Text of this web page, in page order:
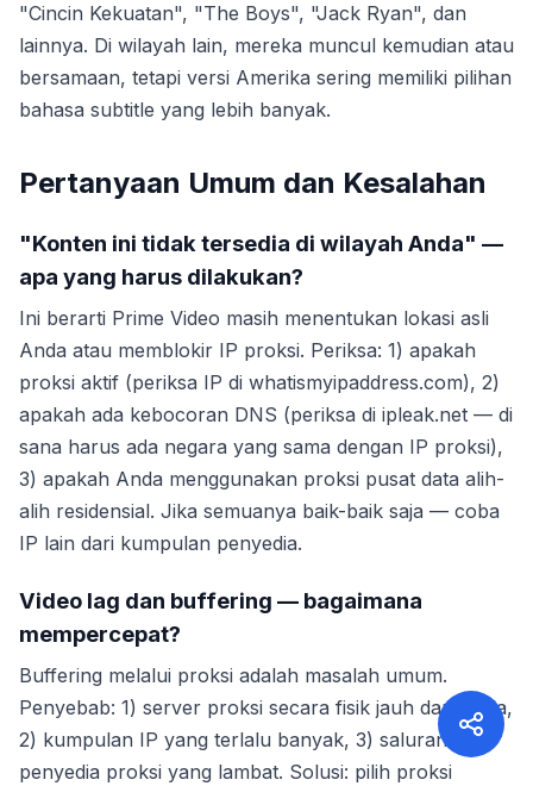
"Cincin Kekuatan", "The Boys", "Jack Ryan", dan
lainnya. Di wilayah lain, mereka muncul kemudian atau
bersamaan, tetapi versi Amerika sering memiliki pilihan
bahasa subtitle yang lebih banyak.
Pertanyaan Umum dan Kesalahan
"Konten ini tidak tersedia di wilayah Anda" —
apa yang harus dilakukan?
Ini berarti Prime Video masih menentukan lokasi asli
Anda atau memblokir IP proksi. Periksa: 1) apakah
proksi aktif (periksa IP di whatismyipaddress.com), 2)
apakah ada kebocoran DNS (periksa di ipleak.net — di
sana harus ada negara yang sama dengan IP proksi),
3) apakah Anda menggunakan proksi pusat data alih-
alih residensial. Jika semuanya baik-baik saja — coba
IP lain dari kumpulan penyedia.
Video lag dan buffering — bagaimana
mempercepat?
Buffering melalui proksi adalah masalah umum.
Penyebab: 1) server proksi secara fisik jauh dari Anda,
2) kumpulan IP yang terlalu banyak, 3) saluran
penyedia proksi yang lambat. Solusi: pilih proksi